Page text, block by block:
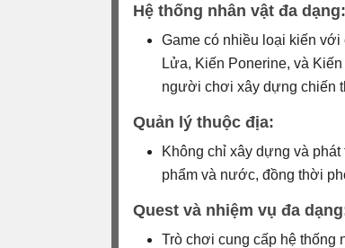
Hệ thống nhân vật đa dạng:
Game có nhiều loại kiến
Lửa, Kiến Ponerine, và
người chơi xây dựng chiến
Quản lý thuộc địa:
Không chỉ xây dựng và
phẩm và nước, đồng thời
Quest và nhiệm vụ đa
Trò chơi cung cấp hệ thống